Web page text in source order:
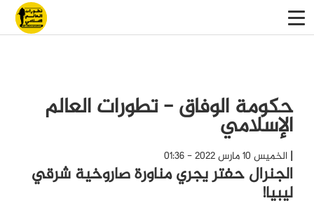
حكومة الوفاق - تطورات العالم
الإسلامي
الخميس 10 مارس 2022 - 01:36
الجنرال حفتر يجري مناورة صاروخية شرقي
ليبيا!